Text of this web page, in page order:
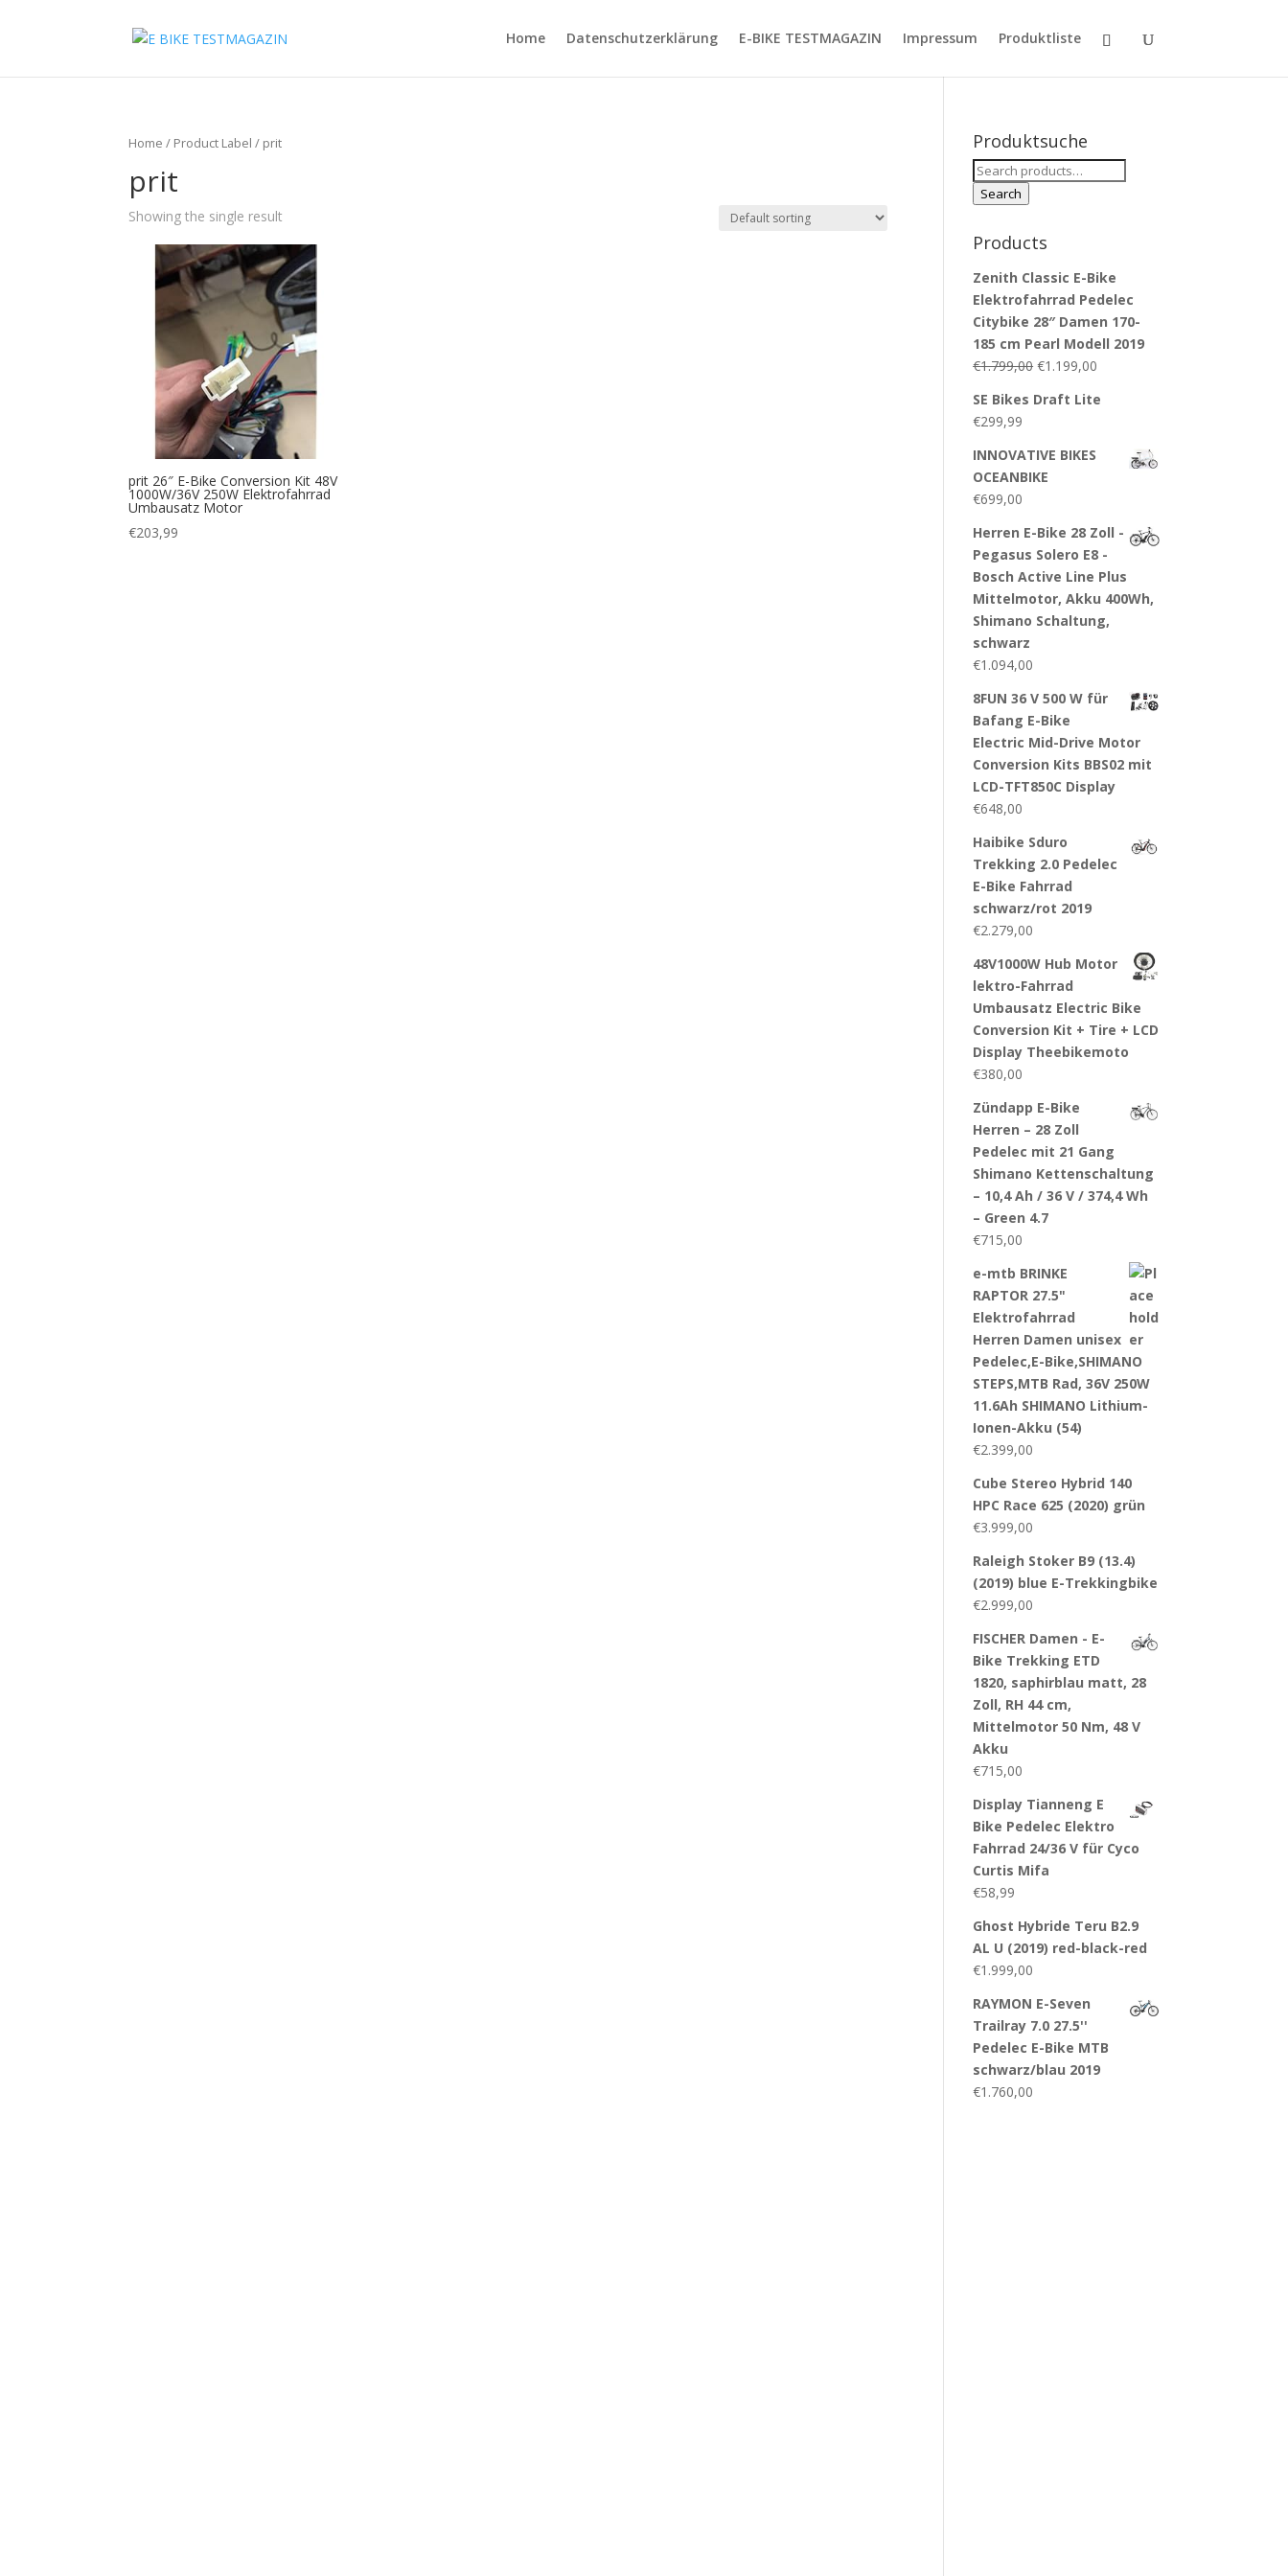
Home Datenschutzerklärung E-BIKE TESTMAGAZIN Impressum Produktliste
Home / Product Label / prit
prit
Showing the single result
prit 26″ E-Bike Conversion Kit 48V
1000W/36V 250W Elektrofahrrad
Umbausatz Motor
€203,99
Produktsuche
Search
for:
Search
Products
Zenith Classic E-Bike
Elektrofahrrad Pedelec
Citybike 28″ Damen 170-
185 cm Pearl Modell 2019
€1.799,00 €1.199,00
SE Bikes Draft Lite
€299,99
INNOVATIVE BIKES
OCEANBIKE
€699,00
Herren E-Bike 28 Zoll -
Pegasus Solero E8 -
Bosch Active Line Plus
Mittelmotor, Akku 400Wh,
Shimano Schaltung,
schwarz
€1.094,00
8FUN 36 V 500 W für
Bafang E-Bike
Electric Mid-Drive Motor
Conversion Kits BBS02 mit
LCD-TFT850C Display
€648,00
Haibike Sduro
Trekking 2.0 Pedelec
E-Bike Fahrrad
schwarz/rot 2019
€2.279,00
48V1000W Hub Motor
lektro-Fahrrad
Umbausatz Electric Bike
Conversion Kit + Tire + LCD
Display Theebikemoto
€380,00
Zündapp E-Bike
Herren – 28 Zoll
Pedelec mit 21 Gang
Shimano Kettenschaltung
– 10,4 Ah / 36 V / 374,4 Wh
– Green 4.7
€715,00
e-mtb BRINKE
RAPTOR 27.5"
Elektrofahrrad
Herren Damen unisex
Pedelec,E-Bike,SHIMANO
STEPS,MTB Rad, 36V 250W
11.6Ah SHIMANO Lithium-
Ionen-Akku (54)
€2.399,00
Cube Stereo Hybrid 140
HPC Race 625 (2020) grün
€3.999,00
Raleigh Stoker B9 (13.4)
(2019) blue E-Trekkingbike
€2.999,00
FISCHER Damen - E-
Bike Trekking ETD
1820, saphirblau matt, 28
Zoll, RH 44 cm,
Mittelmotor 50 Nm, 48 V
Akku
€715,00
Display Tianneng E
Bike Pedelec Elektro
Fahrrad 24/36 V für Cyco
Curtis Mifa
€58,99
Ghost Hybride Teru B2.9
AL U (2019) red-black-red
€1.999,00
RAYMON E-Seven
Trailray 7.0 27.5''
Pedelec E-Bike MTB
schwarz/blau 2019
€1.760,00